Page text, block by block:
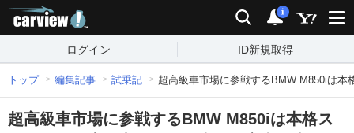
検索 通知
i
ログイン ID新規取得
トップ 編集記事 試乗記 超高級車市場に参戦するBMW M850iは
超高級車市場に参戦するBMW M850iは本格ス